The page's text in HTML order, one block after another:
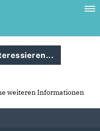
weiteren Informationen